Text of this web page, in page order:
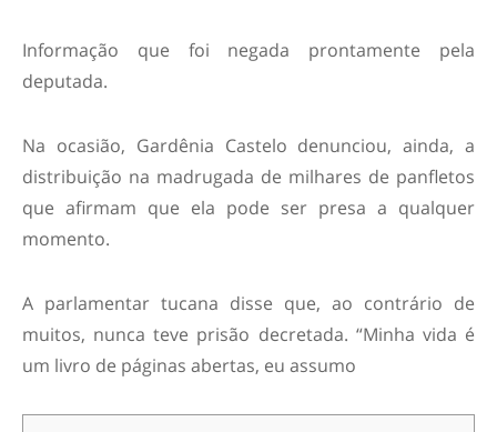
Informação que foi negada prontamente pela
deputada.
Na ocasião, Gardênia Castelo denunciou, ainda, a
distribuição na madrugada de milhares de panfletos
que afirmam que ela pode ser presa a qualquer
momento.
A parlamentar tucana disse que, ao contrário de
muitos, nunca teve prisão decretada. “Minha vida é
um livro de páginas abertas, eu assumo